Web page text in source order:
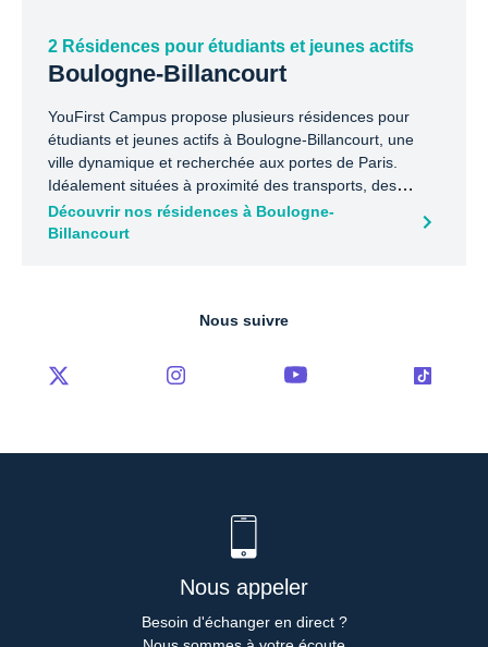
2 Résidences pour étudiants et jeunes actifs
Boulogne-Billancourt
YouFirst Campus propose plusieurs résidences pour
étudiants et jeunes actifs à Boulogne-Billancourt, une
ville dynamique et recherchée aux portes de Paris.
Idéalement situées à proximité des transports, des
commerces et d’espaces verts comme le Bois de
Boulogne et l’Île Seguin, nos résidences offrent un cadre
facilement accessibles.
Découvrir nos résidences à Boulogne-
Billancourt
Nous suivre
Nous appeler
Besoin d'échanger en direct ?